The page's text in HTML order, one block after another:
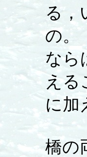
る，
の。
なら
える
に加
橋の